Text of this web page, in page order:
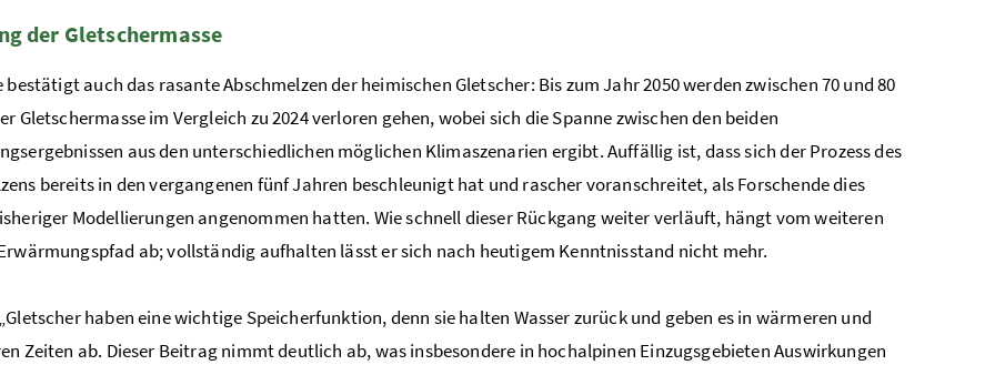
der Gletschermasse
bestätigt auch das rasante Abschmelzen der heimischen Gletscher: Bis zum Jahr 2050 werden zwischen 70 und 80
Gletschermasse im Vergleich zu 2024 verloren gehen, wobei sich die Spanne zwischen den beiden
aus den unterschiedlichen möglichen Klimaszenarien ergibt. Auffällig ist, dass sich der Prozess des
bereits in den vergangenen fünf Jahren beschleunigt hat und rascher voranschreitet, als Forschende dies
Modellierungen angenommen hatten. Wie schnell dieser Rückgang weiter verläuft, hängt vom weiteren
ab; vollständig aufhalten lässt er sich nach heutigem Kenntnisstand nicht mehr.
haben eine wichtige Speicherfunktion, denn sie halten Wasser zurück und geben es in wärmeren und
Zeiten ab. Dieser Beitrag nimmt deutlich ab, was insbesondere in hochalpinen Einzugsgebieten Auswirkungen